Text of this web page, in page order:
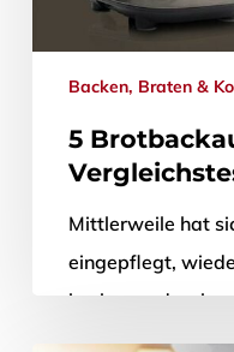
Backen, Braten &
5
Mittlerweile hat
eingepflegt,
kochen und zu
Wer sich